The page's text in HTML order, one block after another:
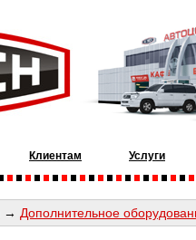
Клиентам Услуги
→ Дополнительное